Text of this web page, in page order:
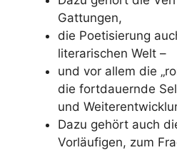
Gattungen,
die Poetisierung
literarischen Welt –
und vor allem die
die fortdauernde
und
Dazu gehört auch
Vorläufigen, zum